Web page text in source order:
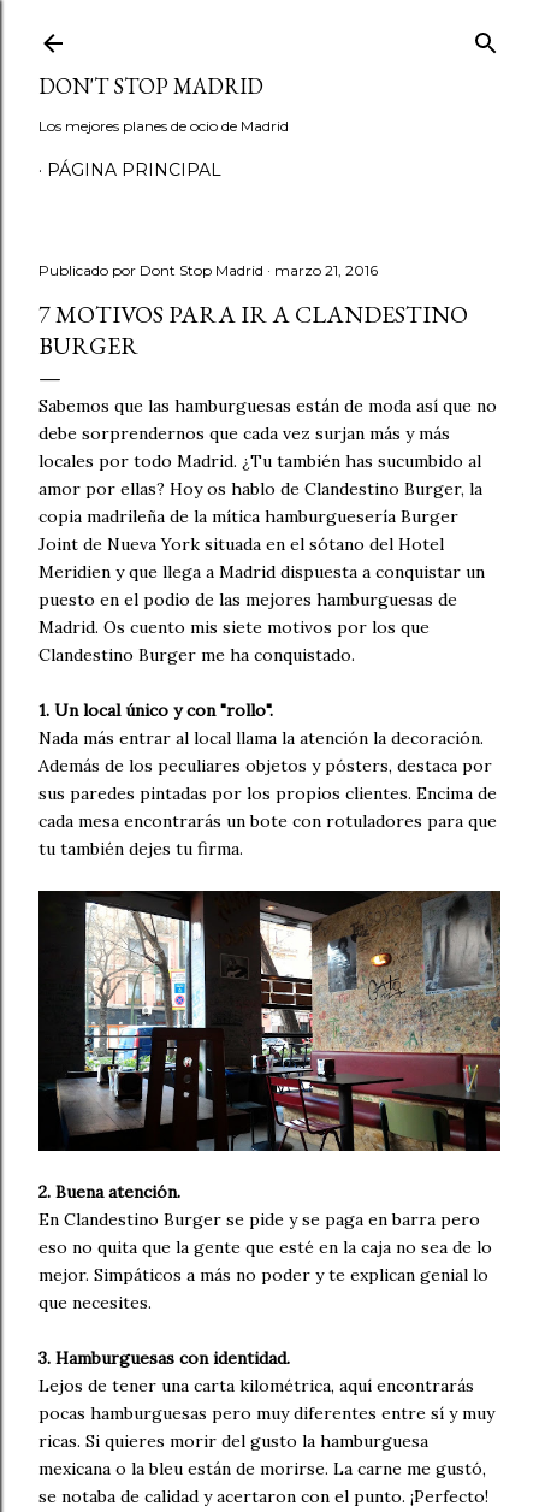
DON'T STOP MADRID
Los mejores planes de ocio de Madrid
PÁGINA PRINCIPAL
Publicado por Dont Stop Madrid marzo 21, 2016
7 MOTIVOS PARA IR A CLANDESTINO
BURGER
Sabemos que las hamburguesas están de moda así que no
debe sorprendernos que cada vez surjan más y más
locales por todo Madrid. ¿Tu también has sucumbido al
amor por ellas? Hoy os hablo de Clandestino Burger, la
copia madrileña de la mítica hamburguesería Burger
Joint de Nueva York situada en el sótano del Hotel
Meridien y que llega a Madrid dispuesta a conquistar un
puesto en el podio de las mejores hamburguesas de
Madrid. Os cuento mis siete motivos por los que
Clandestino Burger me ha conquistado.
1. Un local único y con "rollo".
Nada más entrar al local llama la atención la decoración.
Además de los peculiares objetos y pósters, destaca por
sus paredes pintadas por los propios clientes. Encima de
cada mesa encontrarás un bote con rotuladores para que
tu también dejes tu firma.
2. Buena atención.
En Clandestino Burger se pide y se paga en barra pero
eso no quita que la gente que esté en la caja no sea de lo
mejor. Simpáticos a más no poder y te explican genial lo
que necesites.
3. Hamburguesas con identidad.
Lejos de tener una carta kilométrica, aquí encontrarás
pocas hamburguesas pero muy diferentes entre sí y muy
ricas. Si quieres morir del gusto la hamburguesa
mexicana o la bleu están de morirse. La carne me gustó,
se notaba de calidad y acertaron con el punto. ¡Perfecto!